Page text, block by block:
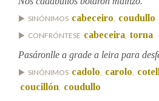
Contén
BUSCAR NO CONTIDO
Nas definicións
SINÓNIMOS cabeceiro, coudullo
CONFRÓNTESE cabeceira, torna
Pasáronlle a grade a leira para
SINÓNIMOS cadolo, carolo,
coucillón, coudullo